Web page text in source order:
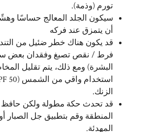
تورم (وذمة).
سيكون الجلد المعالج حساسًا
أن يتمزق عند فركه
قد يكون هناك خطر ضئيل من
فرط / نقص تصبغ وفقدان بعض
البشرة) ومع ذلك، يتم تقليل
الزنك.
قد تحدث حكة مطولة ولكن حافظ
المنطقة وقم بتطبيق جل الصبار
المهدئة.